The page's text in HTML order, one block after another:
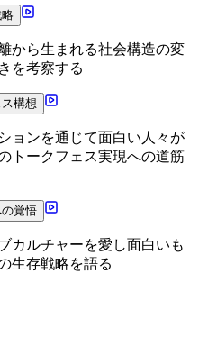
から生まれる社会構造の変
を考察する
構想
ョンを通じて面白い人々が
トークフェス実現への道筋
覚悟
カルチャーを愛し面白いも
生存戦略を語る